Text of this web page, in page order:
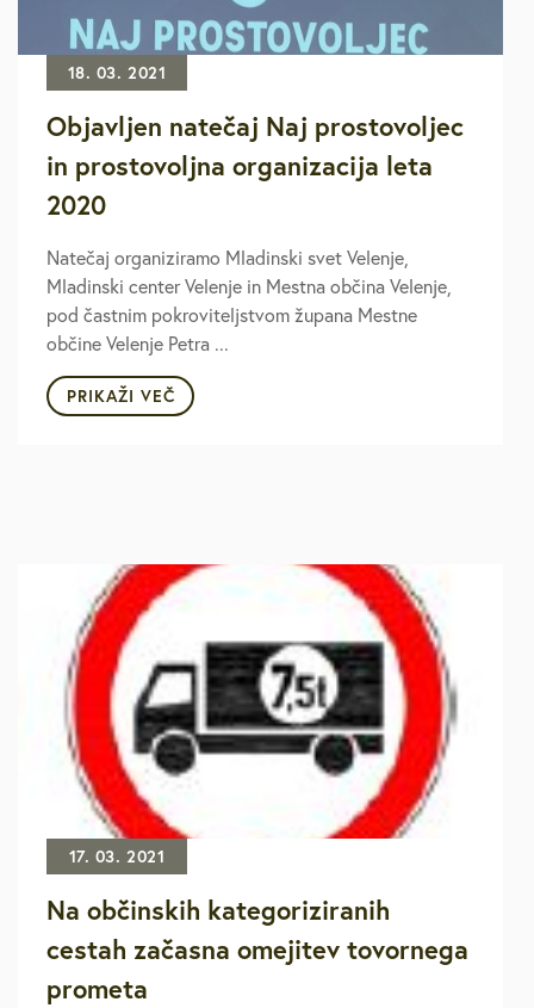
18. 03. 2021
Objavljen natečaj Naj prostovoljec
in prostovoljna organizacija leta
2020
Natečaj organiziramo Mladinski svet Velenje,
Mladinski center Velenje in Mestna občina Velenje,
pod častnim pokroviteljstvom župana Mestne
občine Velenje Petra ...
PRIKAŽI VEČ
17. 03. 2021
Na občinskih kategoriziranih
cestah začasna omejitev tovornega
prometa